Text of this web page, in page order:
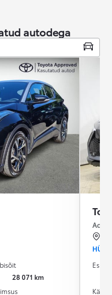
autodega
28 071 km
Active